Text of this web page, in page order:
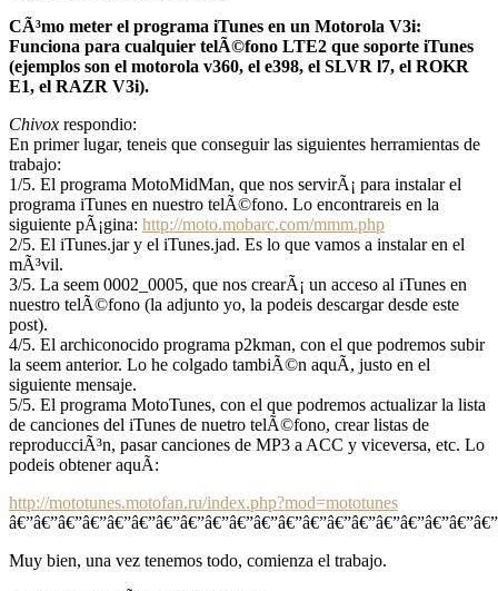
CÃ³mo meter el programa iTunes en un Motorola V3i:
Funciona para cualquier telÃ©fono LTE2 que soporte iTunes
(ejemplos son el motorola v360, el e398, el SLVR l7, el ROKR
E1, el RAZR V3i).
Chivox respondio:
En primer lugar, teneis que conseguir las siguientes herramientas de
trabajo:
1/5. El programa MotoMidMan, que nos servirÃ¡ para instalar el
programa iTunes en nuestro telÃ©fono. Lo encontrareis en la
siguiente pÃ¡gina: http://moto.mobarc.com/mmm.php
2/5. El iTunes.jar y el iTunes.jad. Es lo que vamos a instalar en el
mÃ³vil.
3/5. La seem 0002_0005, que nos crearÃ¡ un acceso al iTunes en
nuestro telÃ©fono (la adjunto yo, la podeis descargar desde este
post).
4/5. El archiconocido programa p2kman, con el que podremos subir
la seem anterior. Lo he colgado tambiÃ©n aquÃ­, justo en el
siguiente mensaje.
5/5. El programa MotoTunes, con el que podremos actualizar la lista
de canciones del iTunes de nuetro telÃ©fono, crear listas de
reproducciÃ³n, pasar canciones de MP3 a ACC y viceversa, etc. Lo
podeis obtener aquÃ­:
http://mototunes.motofan.ru/index.php?mod=mototunes
Muy bien, una vez tenemos todo, comienza el trabajo.